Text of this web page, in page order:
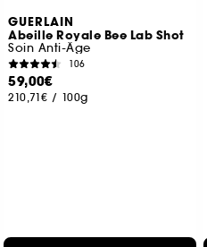
GUERLAIN
Abeille Royale Bee Lab Shot
Soin Anti-Âge
106
59,00€
210,71€ / 100g